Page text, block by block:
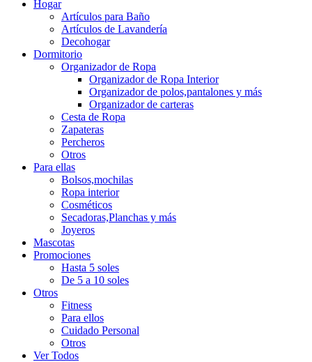
Hogar
Artículos para Baño
Artículos de Lavandería
Decohogar
Dormitorio
Organizador de Ropa
Organizador de Ropa Interior
Organizador de polos,pantalones y más
Organizador de carteras
Cesta de Ropa
Zapateras
Percheros
Otros
Para ellas
Bolsos,mochilas
Ropa interior
Cosméticos
Secadoras,Planchas y más
Joyeros
Mascotas
Promociones
Hasta 5 soles
De 5 a 10 soles
Otros
Fitness
Para ellos
Cuidado Personal
Otros
Ver Todos